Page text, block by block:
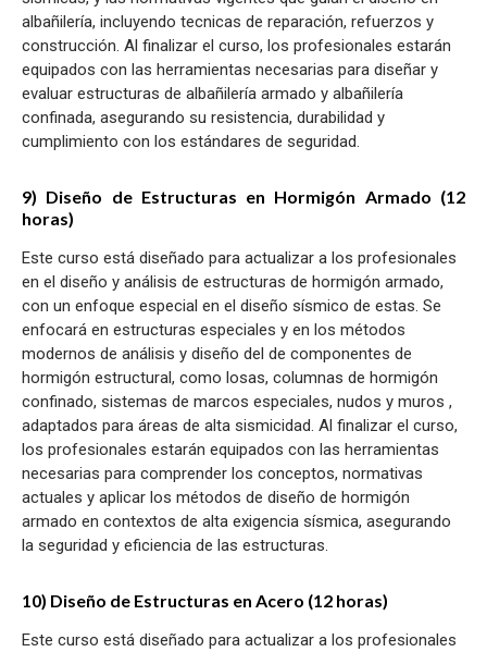
albañilería, incluyendo tecnicas de reparación, refuerzos y
construcción. Al finalizar el curso, los profesionales estarán
equipados con las herramientas necesarias para diseñar y
evaluar estructuras de albañilería armado y albañilería
confinada, asegurando su resistencia, durabilidad y
cumplimiento con los estándares de seguridad.
9) Diseño de Estructuras en Hormigón Armado (12
horas)
Este curso está diseñado para actualizar a los profesionales
en el diseño y análisis de estructuras de hormigón armado,
con un enfoque especial en el diseño sísmico de estas. Se
enfocará en estructuras especiales y en los métodos
modernos de análisis y diseño del de componentes de
hormigón estructural, como losas, columnas de hormigón
confinado, sistemas de marcos especiales, nudos y muros ,
adaptados para áreas de alta sismicidad. Al finalizar el curso,
los profesionales estarán equipados con las herramientas
necesarias para comprender los conceptos, normativas
actuales y aplicar los métodos de diseño de hormigón
armado en contextos de alta exigencia sísmica, asegurando
la seguridad y eficiencia de las estructuras.
10) Diseño de Estructuras en Acero (12 horas)
Este curso está diseñado para actualizar a los profesionales